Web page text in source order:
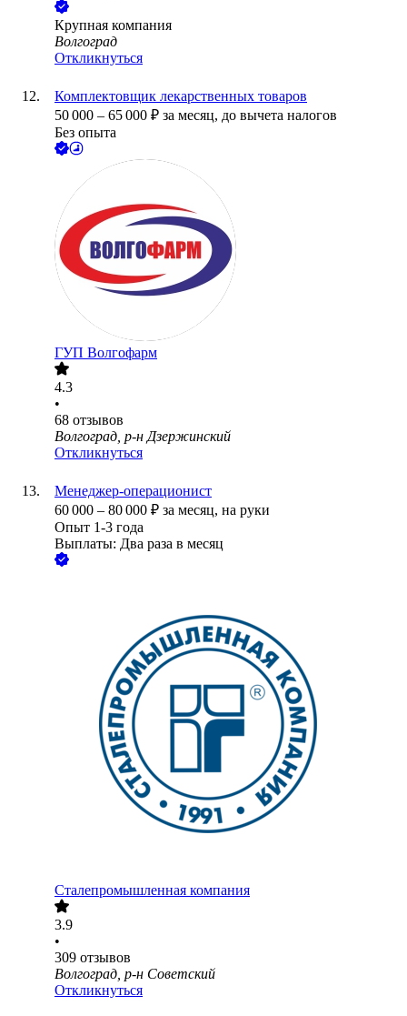
Крупная компания
Волгоград
Откликнуться
Комплектовщик лекарственных товаров
50 000 – 65 000 ₽ за месяц, до вычета налогов
Без опыта
ГУП Волгофарм
4.3
•
68 отзывов
Волгоград, р-н Дзержинский
Откликнуться
Менеджер-операционист
60 000 – 80 000 ₽ за месяц, на руки
Опыт 1-3 года
Выплаты: Два раза в месяц
Сталепромышленная компания
3.9
•
309 отзывов
Волгоград, р-н Советский
Откликнуться